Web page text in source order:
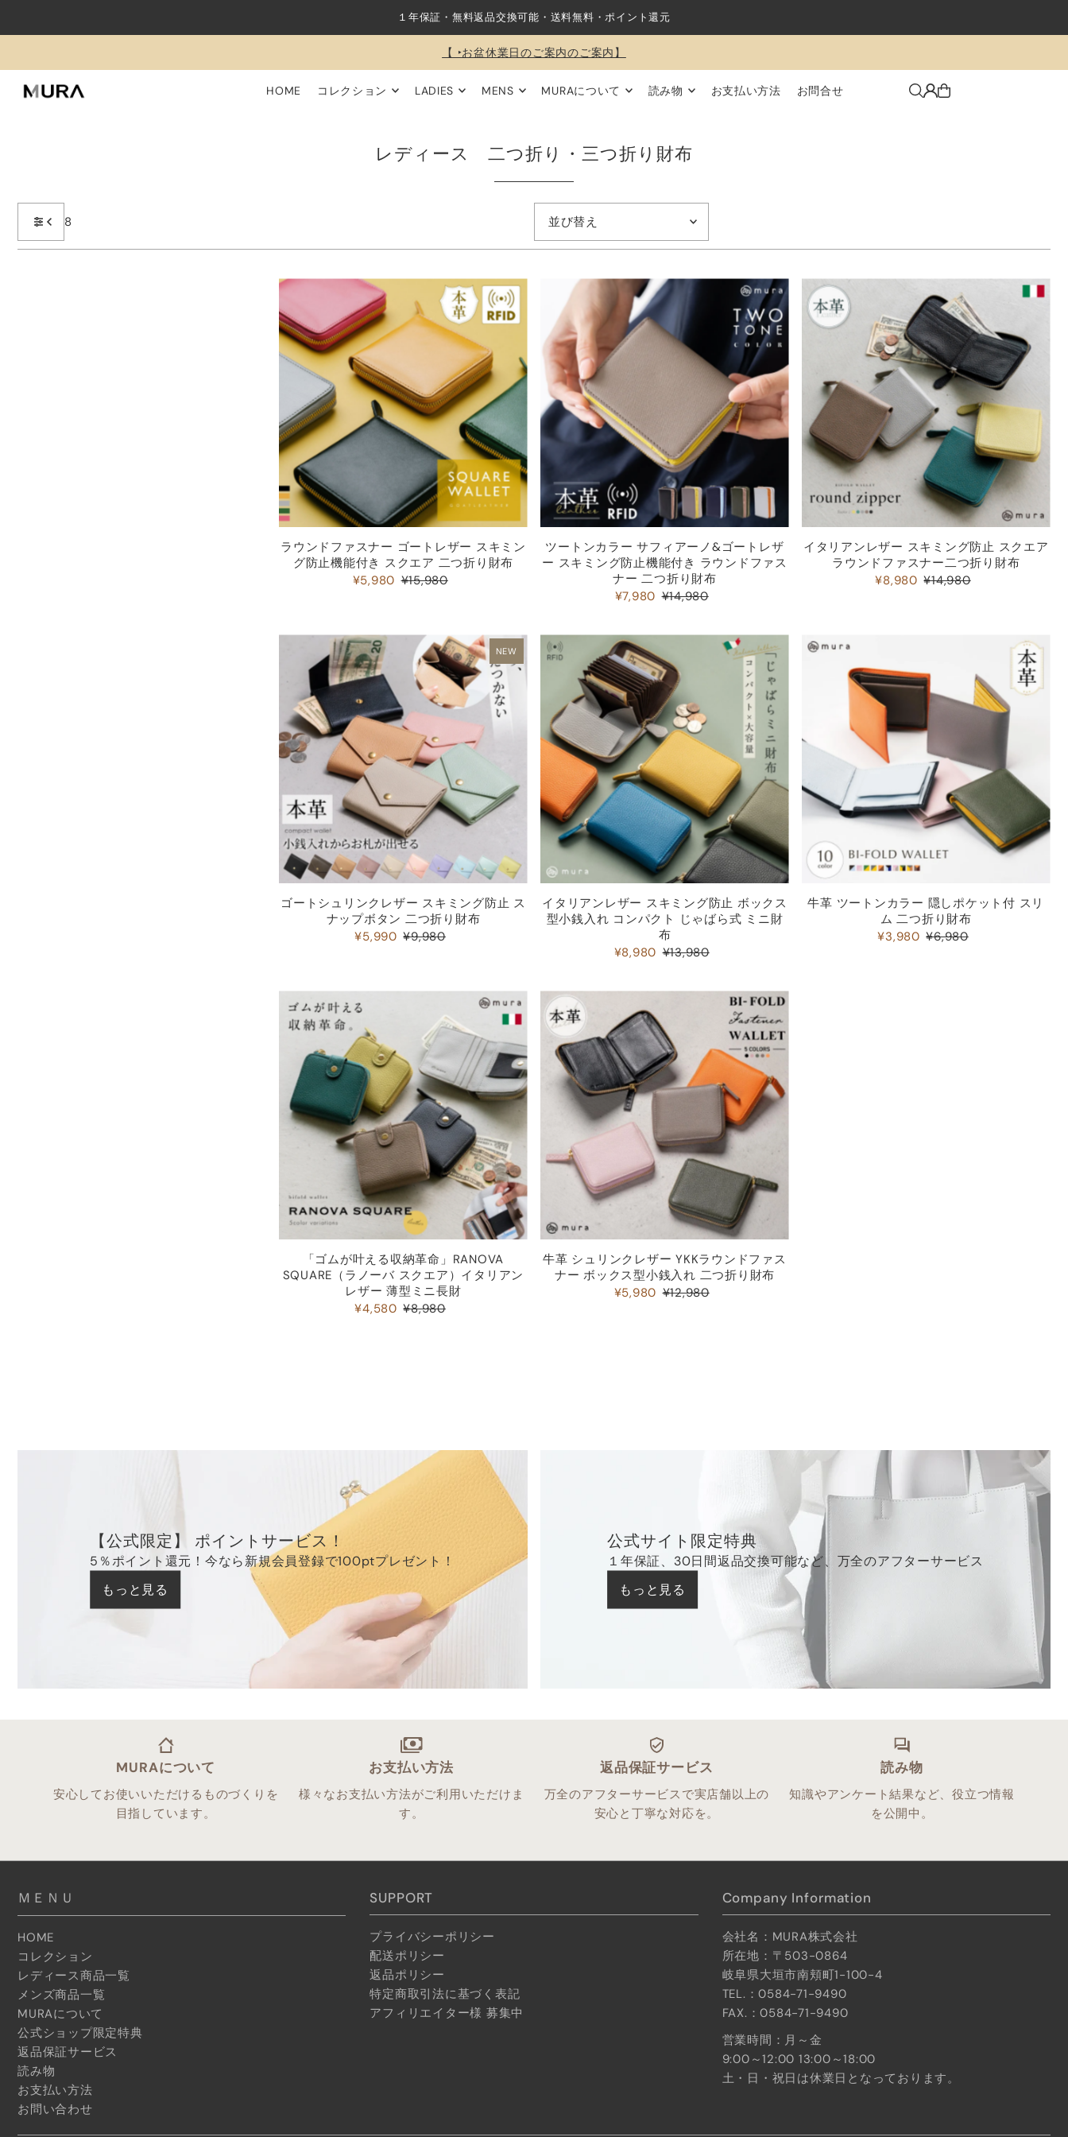
１年保証・無料返品交換可能・送料無料・ポイント還元
【 ‣お盆休業日のご案内のご案内】
HOME コレクション LADIES MENS MURAについて 読み物 お支払い方法 お問合せ
レディース 二つ折り・三つ折り財布
8
オススメ
関連性が最も高い
ベストセラー
アルファベット順, A-Z
アルファベット順, Z-A
価格の安い順
価格の高い順
古い商品順
新着順
ラウンドファスナー ゴートレザー スキミン
グ防止機能付き スクエア 二つ折り財布
¥5,980 ¥15,980
ツートンカラー サフィアーノ&ゴートレザ
ー スキミング防止機能付き ラウンドファス
ナー 二つ折り財布
¥7,980 ¥14,980
イタリアンレザー スキミング防止 スクエア
ラウンドファスナー二つ折り財布
¥8,980 ¥14,980
NEW
ゴートシュリンクレザー スキミング防止 ス
ナップボタン 二つ折り財布
¥5,990 ¥9,980
イタリアンレザー スキミング防止 ボックス
型小銭入れ コンパクト じゃばら式 ミニ財
布
¥8,980 ¥13,980
牛革 ツートンカラー 隠しポケット付 スリ
ム 二つ折り財布
¥3,980 ¥6,980
「ゴムが叶える収納革命」RANOVA
SQUARE（ラノーバ スクエア）イタリアン
レザー 薄型ミニ長財
¥4,580 ¥8,980
牛革 シュリンクレザー YKKラウンドファス
ナー ボックス型小銭入れ 二つ折り財布
¥5,980 ¥12,980
【公式限定】 ポイントサービス！
5％ポイント還元！今なら新規会員登録で100ptプレゼント！
もっと見る
公式サイト限定特典
１年保証、30日間返品交換可能など、万全のアフターサービス
もっと見る
MURAについて
安心してお使いいただけるものづくりを
目指しています。
お支払い方法
様々なお支払い方法がご利用いただけま
す。
返品保証サービス
万全のアフターサービスで実店舗以上の
安心と丁寧な対応を。
読み物
知識やアンケート結果など、役立つ情報
を公開中。
ＭＥＮＵ
HOME
コレクション
レディース商品一覧
メンズ商品一覧
MURAについて
公式ショップ限定特典
返品保証サービス
読み物
お支払い方法
お問い合わせ
SUPPORT
プライバシーポリシー
配送ポリシー
返品ポリシー
特定商取引法に基づく表記
アフィリエイター様 募集中
Company Information
会社名：MURA株式会社
所在地：〒503-0864
岐阜県大垣市南頬町1-100-4
TEL.：0584-71-9490
FAX.：0584-71-9490
営業時間：月～金
9:00～12:00 13:00～18:00
土・日・祝日は休業日となっております。